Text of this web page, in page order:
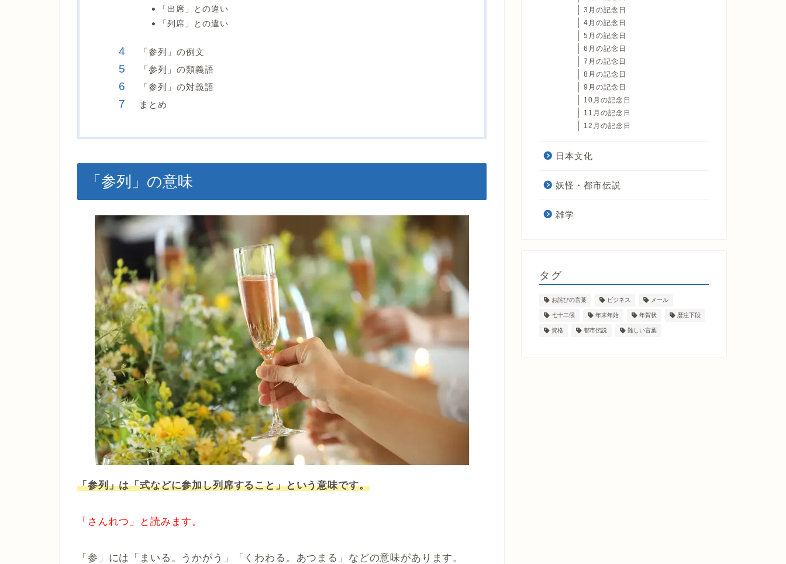
「出席」との違い
「列席」との違い
「参列」の例文
「参列」の類義語
「参列」の対義語
まとめ
「参列」の意味
「参列」は「式などに参加し列席すること」という意味です。
「さんれつ」と読みます。
「参」には「まいる。うかがう」「くわわる。あつまる」などの意味があります。
3月の記念日
4月の記念日
5月の記念日
6月の記念日
7月の記念日
8月の記念日
9月の記念日
10月の記念日
11月の記念日
12月の記念日
日本文化
妖怪・都市伝説
雑学
タグ
お詫びの言葉 ビジネス メール
七十二候 年末年始 年賀状 暦注下段
資格 都市伝説 難しい言葉